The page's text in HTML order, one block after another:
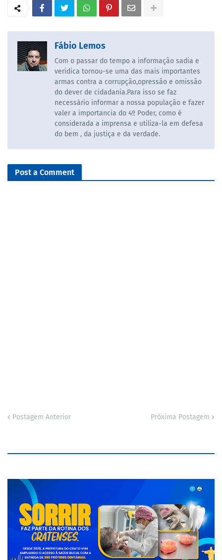
Fábio Lemos
Com o passar do tempo a informação sadia e
veridica tornou-se uma das mais importantes
armas contra a corrupção,opressão e omissão
do dever de cidadania.Para isso se faz
necessário informar a nossa população e fazer
valer a importancia do 4º Poder, como é
considerada a imprensa e utiliza-la em defesa
do bem , da justiça e da verdade.
Post a Comment
Postagem Anterior Próxima Postagem